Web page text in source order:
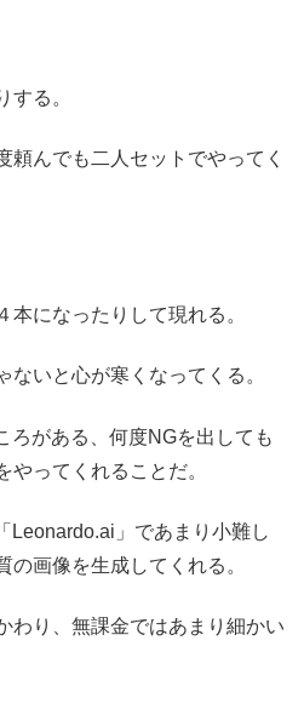
する。
頼んでも二人セットでやってく
になったりして現れる。
ないと心が寒くなってくる。
ろがある、何度NGを出しても
やってくれることだ。
Leonardo.ai」であまり小難し
の画像を生成してくれる。
わり、無課金ではあまり細かい